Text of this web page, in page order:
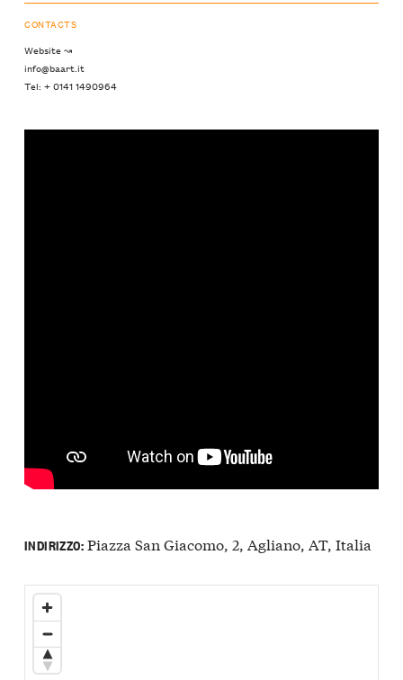
CONTACTS
Website ↝
info@baart.it
Tel: + 0141 1490964
INDIRIZZO:Piazza San Giacomo, 2, Agliano, AT, Italia